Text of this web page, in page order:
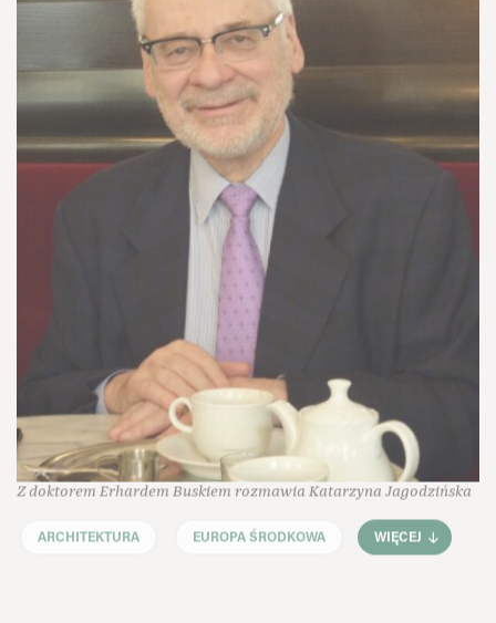
Z doktorem Erhardem Buskiem rozmawia Katarzyna Jagodzińska
ARCHITEKTURA EUROPA ŚRODKOWA WIĘCEJ